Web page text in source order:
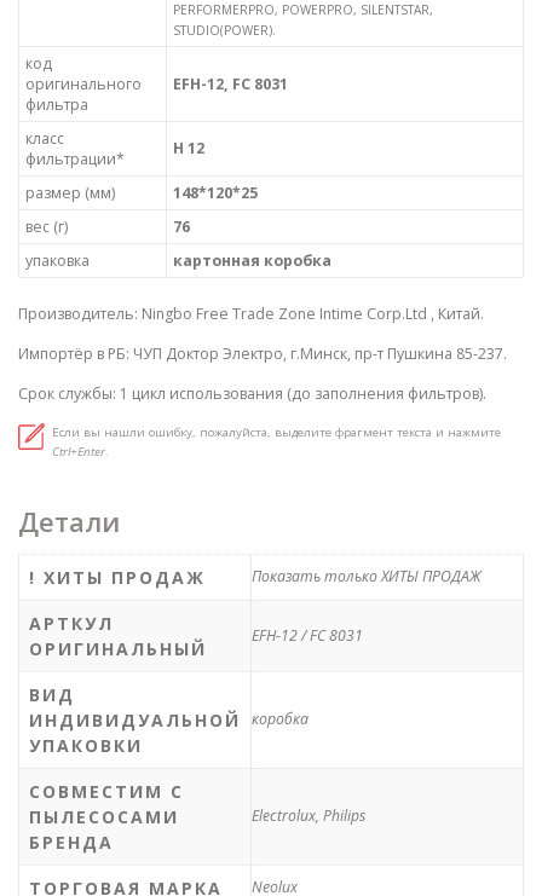
PERFORMERPRO, POWERPRO, SILENTSTAR,
STUDIO(POWER).
код
оригинального
фильтра
EFH-12, FC 8031
класс
фильтрации*
H 12
размер (мм)
148*120*25
вес (г)
76
упаковка
картонная коробка
Производитель: Ningbo Free Trade Zone Intime Corp.Ltd , Китай.
Импортёр в РБ: ЧУП Доктор Электро, г.Минск, пр-т Пушкина 85-237.
Срок службы: 1 цикл использования (до заполнения фильтров).
Если вы нашли ошибку, пожалуйста, выделите фрагмент текста и нажмите
Ctrl+Enter
Детали
! ХИТЫ ПРОДАЖ Показать только ХИТЫ ПРОДАЖ
АРТКУЛ
ОРИГИНАЛЬНЫЙ
EFH-12 / FC 8031
ВИД
ИНДИВИДУАЛЬНОЙ
УПАКОВКИ
коробка
СОВМЕСТИМ С
ПЫЛЕСОСАМИ
БРЕНДА
Electrolux, Philips
ТОРГОВАЯ МАРКА Neolux